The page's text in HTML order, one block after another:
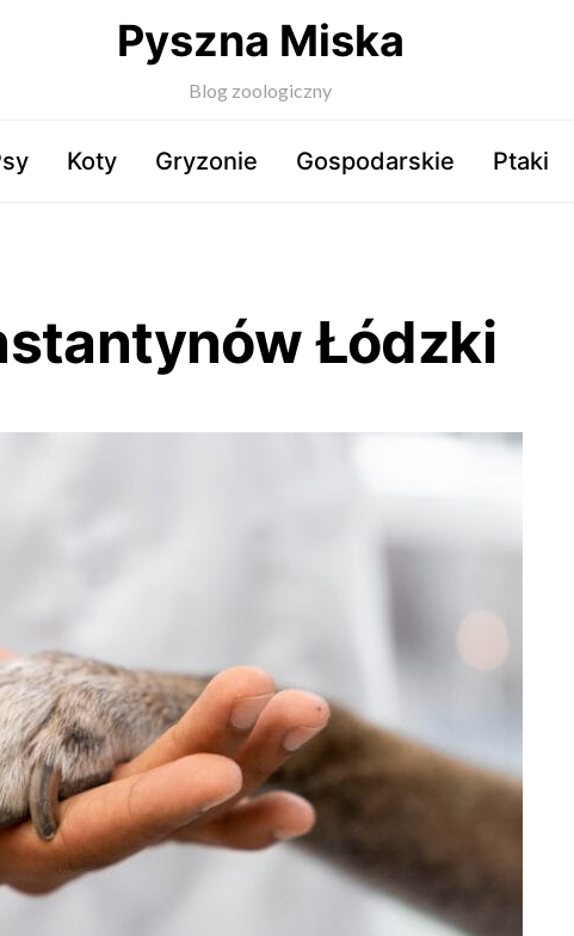
Pyszna Miska
Blog zoologiczny
Koty Gryzonie Gospodarskie Ptaki
Łódzki